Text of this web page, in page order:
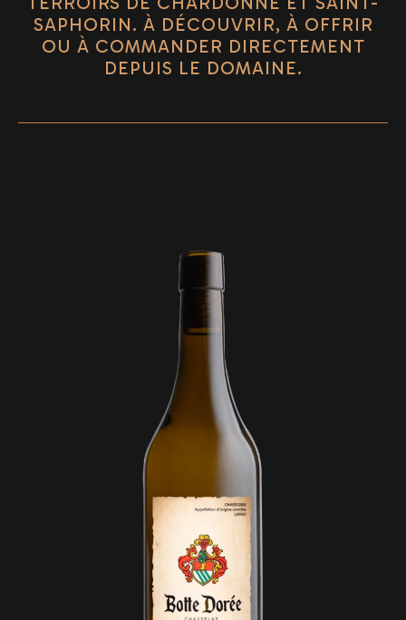
SAPHORIN. À DÉCOUVRIR, À OFFRIR
OU À COMMANDER DIRECTEMENT
DEPUIS LE DOMAINE.